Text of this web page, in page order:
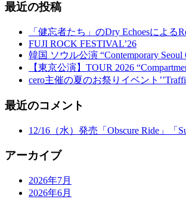
最近の投稿
「健忘者たち」のDry Echoesによる
FUJI ROCK FESTIVAL’26
韓国 ソウル公演 “Contemporary Seoul
【東京公演】TOUR 2026
cero主催の夏のお祭りイベント
最近のコメント
12/16（水）発売「Obscure Ride」「
アーカイブ
2026年7月
2026年6月